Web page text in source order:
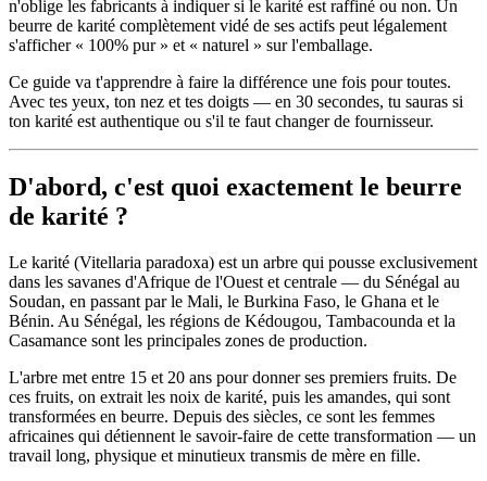
n'oblige les fabricants à indiquer si le karité est raffiné ou non. Un
beurre de karité complètement vidé de ses actifs peut légalement
s'afficher « 100% pur » et « naturel » sur l'emballage.
Ce guide va t'apprendre à faire la différence une fois pour toutes.
Avec tes yeux, ton nez et tes doigts — en 30 secondes, tu sauras si
ton karité est authentique ou s'il te faut changer de fournisseur.
D'abord, c'est quoi exactement le beurre
de karité ?
Le karité (Vitellaria paradoxa) est un arbre qui pousse exclusivement
dans les savanes d'Afrique de l'Ouest et centrale — du Sénégal au
Soudan, en passant par le Mali, le Burkina Faso, le Ghana et le
Bénin. Au Sénégal, les régions de Kédougou, Tambacounda et la
Casamance sont les principales zones de production.
L'arbre met entre 15 et 20 ans pour donner ses premiers fruits. De
ces fruits, on extrait les noix de karité, puis les amandes, qui sont
transformées en beurre. Depuis des siècles, ce sont les femmes
africaines qui détiennent le savoir-faire de cette transformation — un
travail long, physique et minutieux transmis de mère en fille.